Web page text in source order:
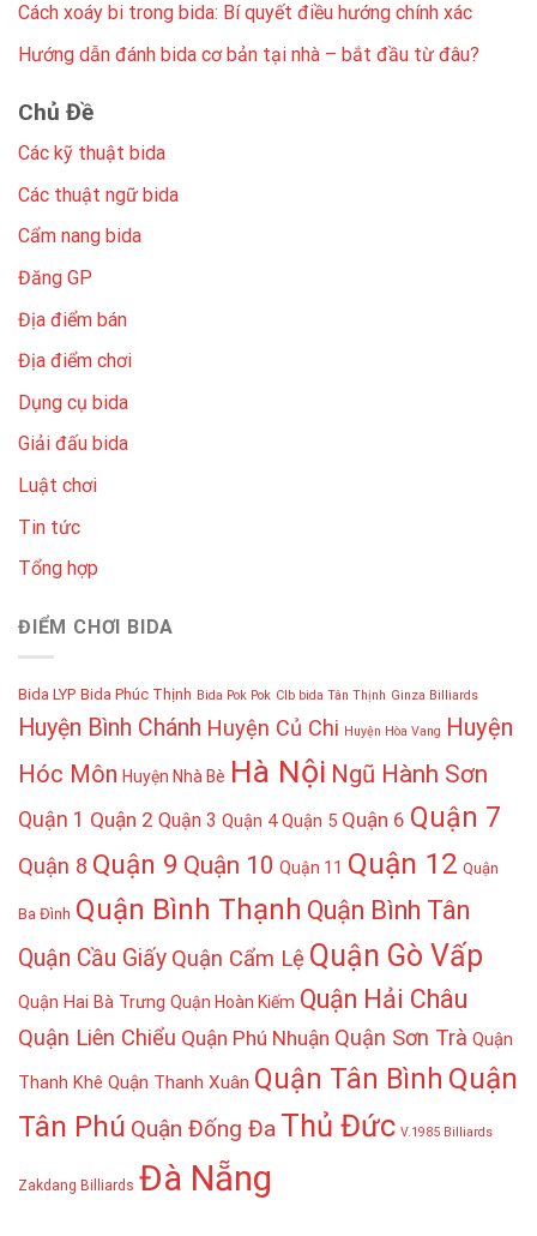
Cách xoáy bi trong bida: Bí quyết điều hướng chính xác
Hướng dẫn đánh bida cơ bản tại nhà – bắt đầu từ đâu?
Chủ Đề
Các kỹ thuật bida
Các thuật ngữ bida
Cẩm nang bida
Đăng GP
Địa điểm bán
Địa điểm chơi
Dụng cụ bida
Giải đấu bida
Luật chơi
Tin tức
Tổng hợp
ĐIỂM CHƠI BIDA
Bida LYP Bida Phúc Thịnh Bida Pok Pok Clb bida Tân Thịnh Ginza Billiards
Huyện Bình Chánh Huyện Củ Chi Huyện Hòa Vang Huyện
Hóc Môn Huyện Nhà Bè Hà Nội Ngũ Hành Sơn
Quận 1 Quận 2 Quận 3 Quận 4 Quận 5 Quận 6 Quận 7
Quận 8 Quận 9 Quận 10 Quận 11 Quận 12 Quận
Ba Đình Quận Bình Thạnh Quận Bình Tân
Quận Cầu Giấy Quận Cẩm Lệ Quận Gò Vấp
Quận Hai Bà Trưng Quận Hoàn Kiếm Quận Hải Châu
Quận Liên Chiểu Quận Phú Nhuận Quận Sơn Trà Quận
Thanh Khê Quận Thanh Xuân Quận Tân Bình Quận
Tân Phú Quận Đống Đa Thủ Đức V.1985 Billiards
Zakdang Billiards Đà Nẵng